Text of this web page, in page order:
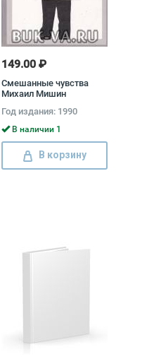
149.00 ₽
Смешанные чувства
Михаил Мишин
Год издания: 1990
В наличии 1
В корзину